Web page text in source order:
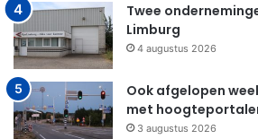
Twee
Limburg
4 augustus 2026
Ook afgelopen
met
3 augustus 2026